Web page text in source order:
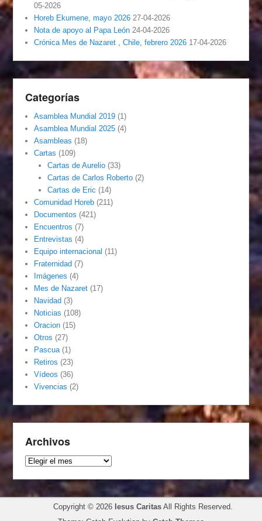
05-2026
Horeb Ekumene, mayo 2026 27-04-2026
Nota de apoyo al Papa León 24-04-2026
Crónica Mes de Nazaret , Chile, febrero 2026 17-04-2026
Categorías
Asamblea Mundial 2019 (1)
Asamblea Mundial 2025 (4)
Asambleas (18)
Cartas (109)
Cartas de Aurelio(33)
Cartas de Carlos Roberto(2)
Cartas de Eric (14)
Comunidad Horeb (211)
Documentos (421)
Encuentros (7)
Entrevistas (4)
Equipo internacional (11)
Fraternidad (7)
Imágenes (4)
Mes de Nazaret (17)
Navidad (3)
Noticias (108)
Oracion (15)
Otros (27)
Pascua (1)
Retiros (23)
Vídeos (36)
Vivencias (2)
Archivos
Archivos
Copyright © 2026 Iesus CaritasAll Rights Reserved.